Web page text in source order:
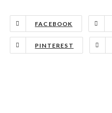
FACEBOOK
PINTEREST